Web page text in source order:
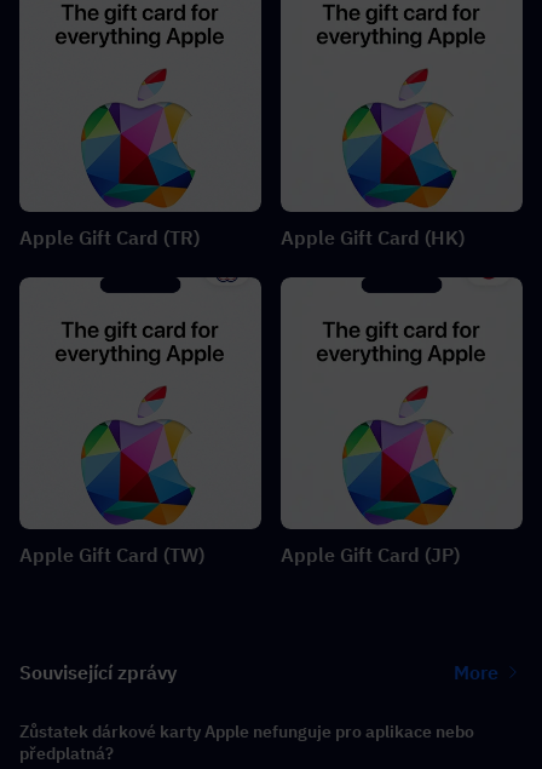
Apple Gift Card (TR) Apple Gift Card (HK)
Apple Gift Card (TW) Apple Gift Card (JP)
Související zprávy More
Zůstatek dárkové karty Apple nefunguje pro aplikace nebo
předplatná?